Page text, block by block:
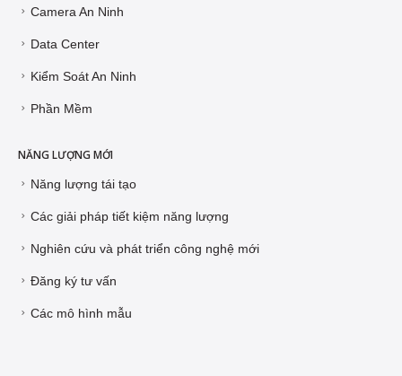
Camera An Ninh
Data Center
Kiểm Soát An Ninh
Phần Mềm
NĂNG LƯỢNG MỚI
Năng lượng tái tạo
Các giải pháp tiết kiệm năng lượng
Nghiên cứu và phát triển công nghệ mới
Đăng ký tư vấn
Các mô hình mẫu